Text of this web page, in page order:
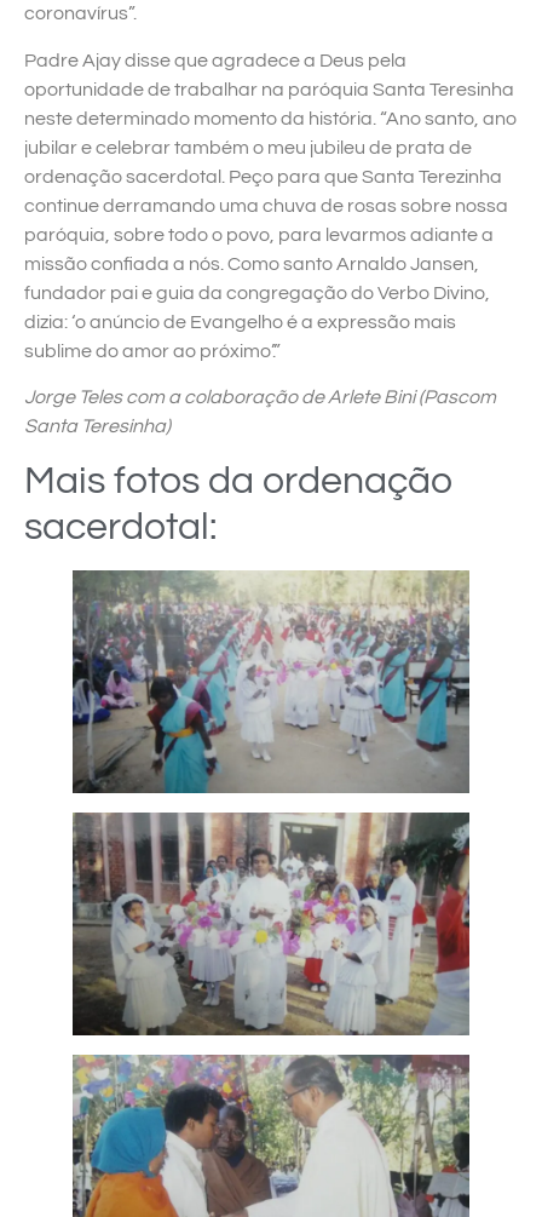
coronavírus”.
Padre Ajay disse que agradece a Deus pela
oportunidade de trabalhar na paróquia Santa Teresinha
neste determinado momento da história. “Ano santo, ano
jubilar e celebrar também o meu jubileu de prata de
ordenação sacerdotal. Peço para que Santa Terezinha
continue derramando uma chuva de rosas sobre nossa
paróquia, sobre todo o povo, para levarmos adiante a
missão confiada a nós. Como santo Arnaldo Jansen,
fundador pai e guia da congregação do Verbo Divino,
dizia: ‘o anúncio de Evangelho é a expressão mais
sublime do amor ao próximo’.”
Jorge Teles com a colaboração de Arlete Bini (Pascom
Santa Teresinha)
Mais fotos da ordenação
sacerdotal: